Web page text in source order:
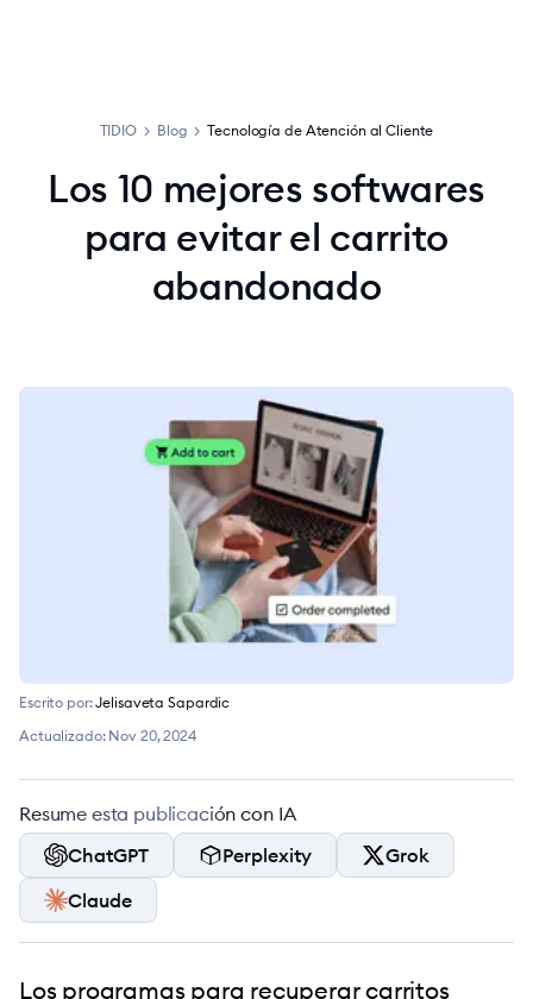
TIDIO > Blog > Tecnología de Atención al Cliente
Los 10 mejores softwares
para evitar el carrito
abandonado
Escrito por:Jelisaveta Sapardic
Actualizado: Nov 20, 2024
Resume esta publicación con IA
ChatGPT
Perplexity
Grok
Claude
Los programas para recuperar carritos